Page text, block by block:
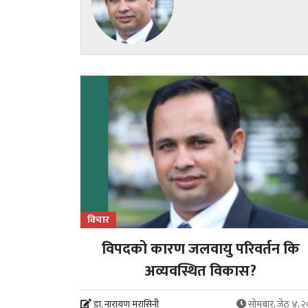
विचार
विपदको कारण जलवायु परिवर्तन कि
अव्यवस्थित विकास?
डा. नारायण मरासिनी सोमबार, जेठ ४,